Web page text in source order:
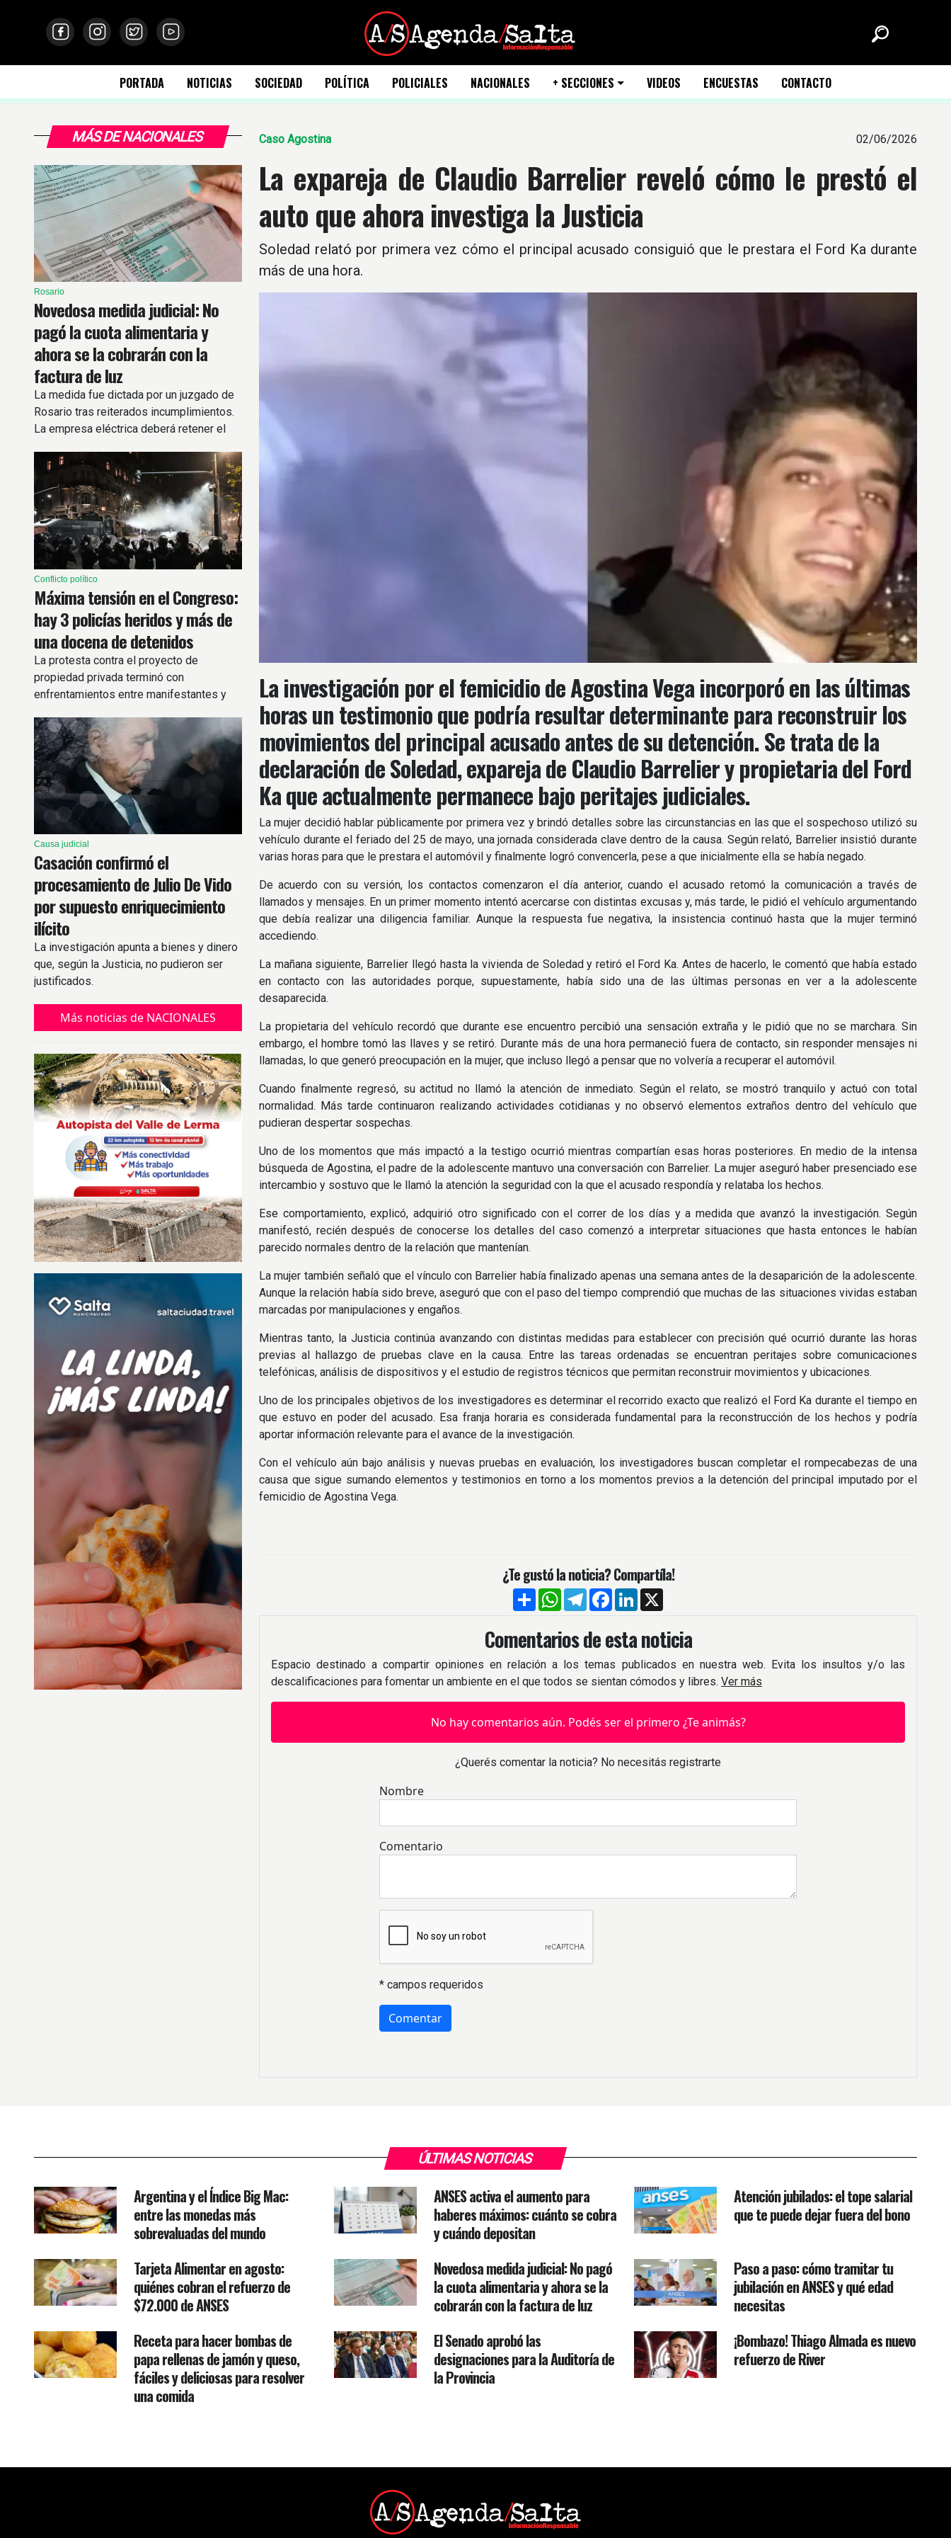
PORTADA NOTICIAS SOCIEDAD POLÍTICA POLICIALES NACIONALES + SECCIONES VIDEOS ENCUESTAS CONTACTO
MÁS DE NACIONALES
Rosario
Novedosa medida judicial: No
pagó la cuota alimentaria y
ahora se la cobrarán con la
factura de luz
La medida fue dictada por un juzgado de
Rosario tras reiterados incumplimientos.
La empresa eléctrica deberá retener el
Conflicto político
Máxima tensión en el Congreso:
hay 3 policías heridos y más de
una docena de detenidos
La protesta contra el proyecto de
propiedad privada terminó con
enfrentamientos entre manifestantes y
Causa judicial
Casación confirmó el
procesamiento de Julio De Vido
por supuesto enriquecimiento
ilícito
La investigación apunta a bienes y dinero
que, según la Justicia, no pudieron ser
justificados.
Más noticias de NACIONALES
Caso Agostina 02/06/2026
La expareja de Claudio Barrelier reveló cómo le prestó el
auto que ahora investiga la Justicia
Soledad relató por primera vez cómo el principal acusado consiguió que le prestara el Ford Ka durante
más de una hora.
La investigación por el femicidio de Agostina Vega incorporó en las últimas
horas un testimonio que podría resultar determinante para reconstruir los
movimientos del principal acusado antes de su detención. Se trata de la
declaración de Soledad, expareja de Claudio Barrelier y propietaria del Ford
Ka que actualmente permanece bajo peritajes judiciales.
La mujer decidió hablar públicamente por primera vez y brindó detalles sobre las circunstancias en las que el sospechoso utilizó su
vehículo durante el feriado del 25 de mayo, una jornada considerada clave dentro de la causa. Según relató, Barrelier insistió durante
varias horas para que le prestara el automóvil y finalmente logró convencerla, pese a que inicialmente ella se había negado.
De acuerdo con su versión, los contactos comenzaron el día anterior, cuando el acusado retomó la comunicación a través de
llamados y mensajes. En un primer momento intentó acercarse con distintas excusas y, más tarde, le pidió el vehículo argumentando
que debía realizar una diligencia familiar. Aunque la respuesta fue negativa, la insistencia continuó hasta que la mujer terminó
accediendo.
La mañana siguiente, Barrelier llegó hasta la vivienda de Soledad y retiró el Ford Ka. Antes de hacerlo, le comentó que había estado
en contacto con las autoridades porque, supuestamente, había sido una de las últimas personas en ver a la adolescente
desaparecida.
La propietaria del vehículo recordó que durante ese encuentro percibió una sensación extraña y le pidió que no se marchara. Sin
embargo, el hombre tomó las llaves y se retiró. Durante más de una hora permaneció fuera de contacto, sin responder mensajes ni
llamadas, lo que generó preocupación en la mujer, que incluso llegó a pensar que no volvería a recuperar el automóvil.
Cuando finalmente regresó, su actitud no llamó la atención de inmediato. Según el relato, se mostró tranquilo y actuó con total
normalidad. Más tarde continuaron realizando actividades cotidianas y no observó elementos extraños dentro del vehículo que
pudieran despertar sospechas.
Uno de los momentos que más impactó a la testigo ocurrió mientras compartían esas horas posteriores. En medio de la intensa
búsqueda de Agostina, el padre de la adolescente mantuvo una conversación con Barrelier. La mujer aseguró haber presenciado ese
intercambio y sostuvo que le llamó la atención la seguridad con la que el acusado respondía y relataba los hechos.
Ese comportamiento, explicó, adquirió otro significado con el correr de los días y a medida que avanzó la investigación. Según
manifestó, recién después de conocerse los detalles del caso comenzó a interpretar situaciones que hasta entonces le habían
parecido normales dentro de la relación que mantenían.
La mujer también señaló que el vínculo con Barrelier había finalizado apenas una semana antes de la desaparición de la adolescente.
Aunque la relación había sido breve, aseguró que con el paso del tiempo comprendió que muchas de las situaciones vividas estaban
marcadas por manipulaciones y engaños.
Mientras tanto, la Justicia continúa avanzando con distintas medidas para establecer con precisión qué ocurrió durante las horas
previas al hallazgo de pruebas clave en la causa. Entre las tareas ordenadas se encuentran peritajes sobre comunicaciones
telefónicas, análisis de dispositivos y el estudio de registros técnicos que permitan reconstruir movimientos y ubicaciones.
Uno de los principales objetivos de los investigadores es determinar el recorrido exacto que realizó el Ford Ka durante el tiempo en
que estuvo en poder del acusado. Esa franja horaria es considerada fundamental para la reconstrucción de los hechos y podría
aportar información relevante para el avance de la investigación.
Con el vehículo aún bajo análisis y nuevas pruebas en evaluación, los investigadores buscan completar el rompecabezas de una
causa que sigue sumando elementos y testimonios en torno a los momentos previos a la detención del principal imputado por el
femicidio de Agostina Vega.
¿Te gustó la noticia? Compartíla!
CompartirWhatsApp
TelegramFacebook
LinkedIn
Comentarios de esta noticia
Espacio destinado a compartir opiniones en relación a los temas publicados en nuestra web. Evita los insultos y/o las
descalificaciones para fomentar un ambiente en el que todos se sientan cómodos y libres. Ver más
No hay comentarios aún. Podés ser el primero ¿Te animás?
¿Querés comentar la noticia? No necesitás registrarte
Nombre
Comentario
* campos requeridos
ÚLTIMAS NOTICIAS
Argentina y el Índice Big Mac:
entre las monedas más
sobrevaluadas del mundo
ANSES activa el aumento para
haberes máximos: cuánto se cobra
y cuándo depositan
Atención jubilados: el tope salarial
que te puede dejar fuera del bono
Tarjeta Alimentar en agosto:
quiénes cobran el refuerzo de
$72.000 de ANSES
Novedosa medida judicial: No pagó
la cuota alimentaria y ahora se la
cobrarán con la factura de luz
Paso a paso: cómo tramitar tu
jubilación en ANSES y qué edad
necesitas
Receta para hacer bombas de
papa rellenas de jamón y queso,
fáciles y deliciosas para resolver
una comida
El Senado aprobó las
designaciones para la Auditoría de
la Provincia
¡Bombazo! Thiago Almada es nuevo
refuerzo de River